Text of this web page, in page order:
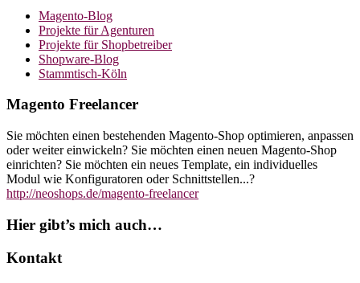
Magento-Blog
Projekte für Agenturen
Projekte für Shopbetreiber
Shopware-Blog
Stammtisch-Köln
Magento Freelancer
Sie möchten einen bestehenden Magento-Shop optimieren, anpassen
oder weiter einwickeln? Sie möchten einen neuen Magento-Shop
einrichten? Sie möchten ein neues Template, ein individuelles
Modul wie Konfiguratoren oder Schnittstellen...?
http://neoshops.de/magento-freelancer
Hier gibt’s mich auch…
Kontakt